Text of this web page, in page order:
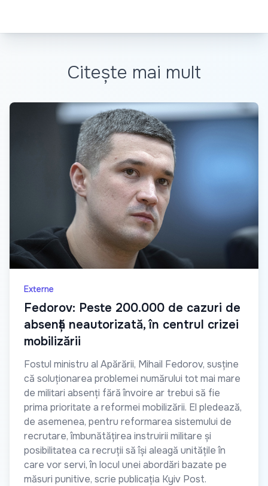
Citește mai mult
Externe
Fedorov: Peste 200.000 de cazuri de
absență neautorizată, în centrul crizei
mobilizării
Fostul ministru al Apărării, Mihail Fedorov, susține
că soluționarea problemei numărului tot mai mare
de militari absenți fără învoire ar trebui să fie
prima prioritate a reformei mobilizării. El pledează,
de asemenea, pentru reformarea sistemului de
recrutare, îmbunătățirea instruirii militare și
posibilitatea ca recruții să își aleagă unitățile în
care vor servi, în locul unei abordări bazate pe
măsuri punitive, scrie publicația Kyiv Post.